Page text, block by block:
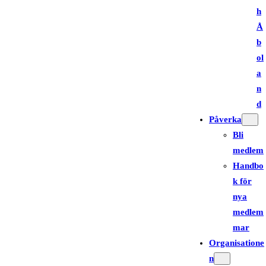
h
Å
b
ol
a
n
d
Påverka
Bli
medlem
Handbo
k för
nya
medlem
mar
Organisatione
n